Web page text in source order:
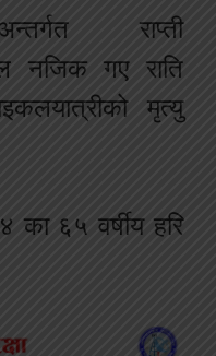
राप्ती
नजिक गए राति
मृत्यु
का ६५ वर्षीय हरि